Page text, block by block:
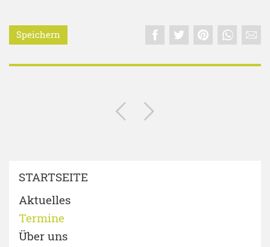
Speichern
STARTSEITE
Aktuelles
Termine
Über uns